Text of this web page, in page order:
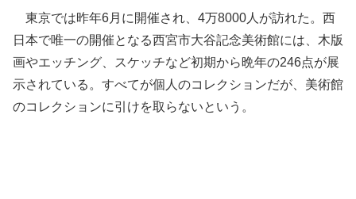
東京では昨年6月に開催され、4万8000人が訪れた。西
日本で唯一の開催となる西宮市大谷記念美術館には、木版
画やエッチング、スケッチなど初期から晩年の246点が展
示されている。すべてが個人のコレクションだが、美術館
のコレクションに引けを取らないという。